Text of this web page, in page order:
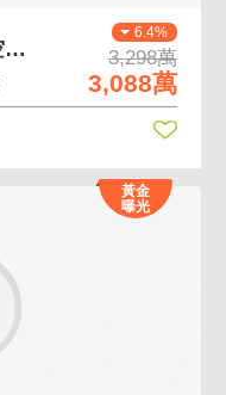
6.4%
3,298萬
3,088萬
歐美店鋪好運用 安靜獨立空間好運用
黃金
曝光